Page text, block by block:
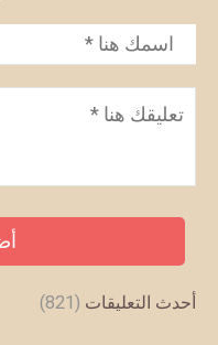
الاسم *
تعليق
أحدث التعليقات (821)